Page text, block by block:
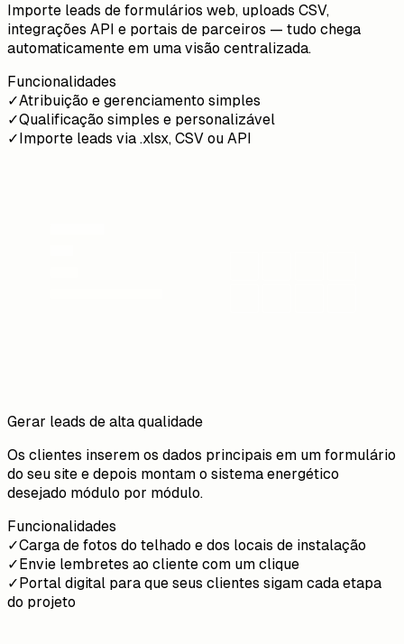
Importe leads de formulários web, uploads CSV,
integrações API e portais de parceiros — tudo chega
automaticamente em uma visão centralizada.
Funcionalidades
✓Atribuição e gerenciamento simples
✓Qualificação simples e personalizável
✓Importe leads via .xlsx, CSV ou API
Gerar leads de alta qualidade
Os clientes inserem os dados principais em um formulário
do seu site e depois montam o sistema energético
desejado módulo por módulo.
Funcionalidades
✓Carga de fotos do telhado e dos locais de instalação
✓Envie lembretes ao cliente com um clique
✓Portal digital para que seus clientes sigam cada etapa
do projeto